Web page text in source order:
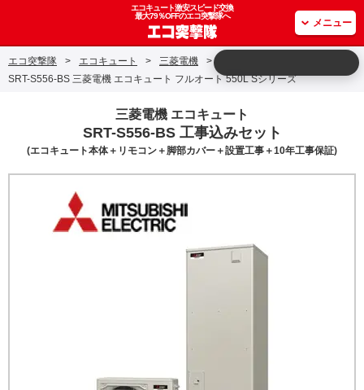
エコキュート激安スピード交換
最大79％OFFのエコ突撃隊へ
メニュー
エコ突撃隊 > エコキュート > 三菱電機
>
SRT-S556-BS 三菱電機 エコキュート フルオート 550L Sシリーズ
三菱電機 エコキュート
SRT-S556-BS 工事込みセット
(エコキュート本体＋リモコン＋脚部カバー＋設置工事＋10年工事保証)